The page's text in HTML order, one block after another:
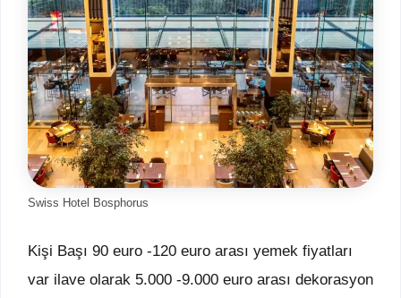
Swiss Hotel Bosphorus
Kişi Başı 90 euro -120 euro arası yemek fiyatları
var ilave olarak 5.000 -9.000 euro arası dekorasyon